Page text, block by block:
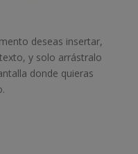
deseas insertar,
y solo arrástralo
donde quieras